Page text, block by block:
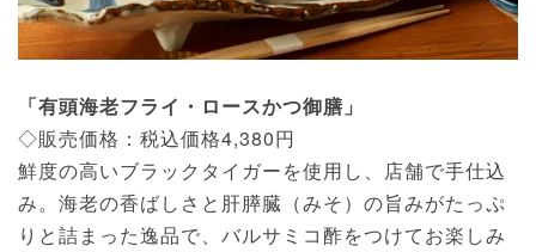
「有頭海老フライ・ロースかつ御膳」
◇販売価格：税込価格4,380円
鮮度の高いブラックタイガーを使用し、店舗で手仕込
み。海老の香ばしさと肝膵臓（みそ）の旨みがたっぷ
りと詰まった逸品で、バルサミコ酢をつけてお楽しみ